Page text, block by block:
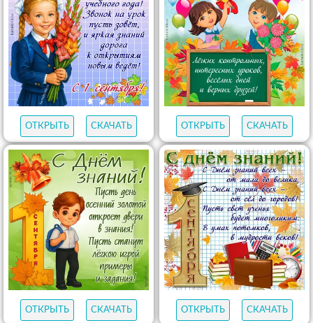
ОТКРЫТЬ СКАЧАТЬ ОТКРЫТЬ СКАЧАТЬ
ОТКРЫТЬ СКАЧАТЬ ОТКРЫТЬ СКАЧАТЬ